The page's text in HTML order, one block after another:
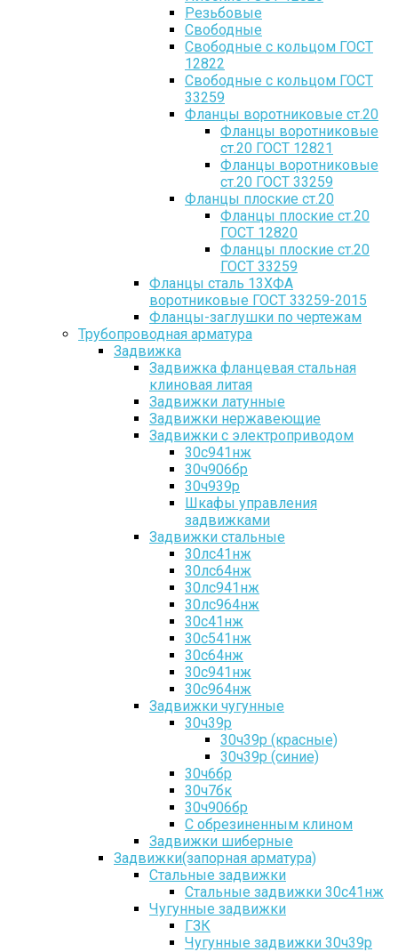
Резьбовые
Свободные
Свободные с кольцом ГОСТ
12822
Свободные с кольцом ГОСТ
33259
Фланцы воротниковые ст.20
Фланцы воротниковые
ст.20 ГОСТ 12821
Фланцы воротниковые
ст.20 ГОСТ 33259
Фланцы плоские ст.20
Фланцы плоские ст.20
ГОСТ 12820
Фланцы плоские ст.20
ГОСТ 33259
Фланцы сталь 13ХФА
воротниковые ГОСТ 33259-2015
Фланцы-заглушки по чертежам
Трубопроводная арматура
Задвижка
Задвижка фланцевая стальная
клиновая литая
Задвижки латунные
Задвижки нержавеющие
Задвижки с электроприводом
30с941нж
30ч906бр
30ч939р
Шкафы управления
задвижками
Задвижки стальные
30лс41нж
30лс64нж
30лс941нж
30лс964нж
30с41нж
30с541нж
30с64нж
30с941нж
30с964нж
Задвижки чугунные
30ч39р
30ч39р (красные)
30ч39р (синие)
30ч6бр
30ч7бк
30ч906бр
С обрезиненным клином
Задвижки шиберные
Задвижки(запорная арматура)
Стальные задвижки
Стальные задвижки 30с41нж
Чугунные задвижки
ГЗК
Чугунные задвижки 30ч39р